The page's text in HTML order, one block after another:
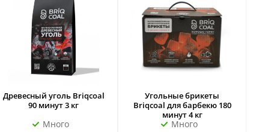
Древесный уголь Briqcoal
90 минут 3 кг
Много
Угольные брикеты
Briqcoal для барбекю 180
минут 4 кг
Много